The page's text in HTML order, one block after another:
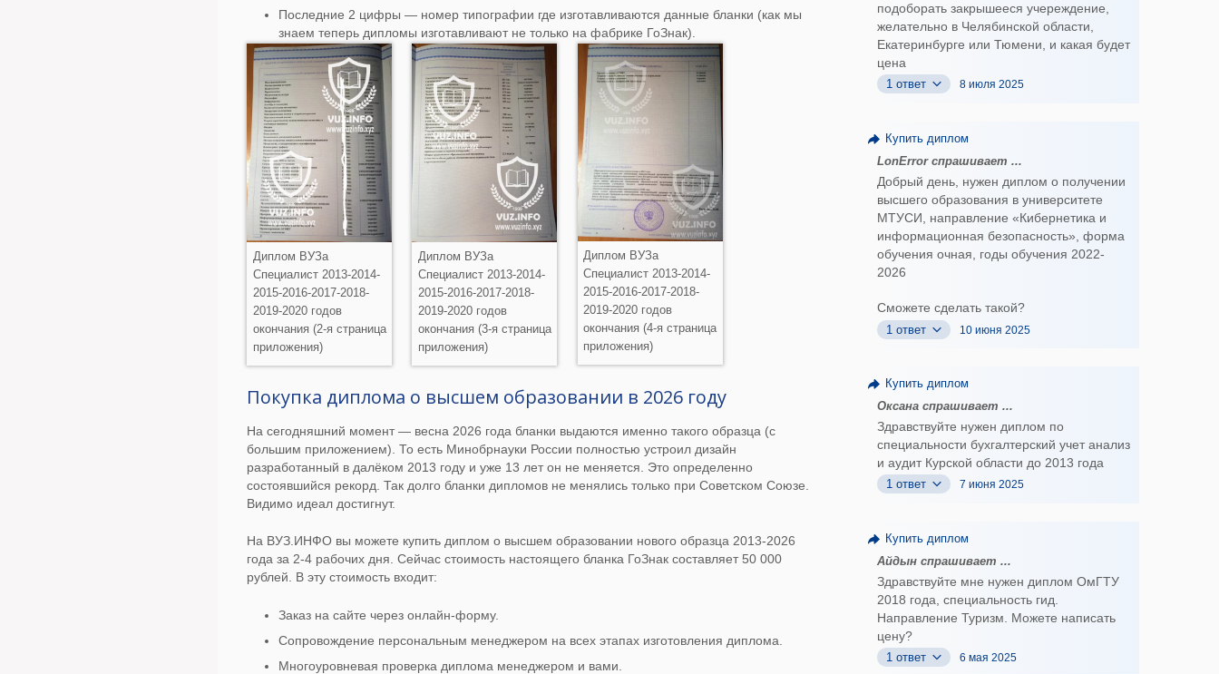
Последние 2 цифры — номер типографии где изготавливаются данные бланки (как мы
знаем теперь дипломы изготавливают не только на фабрике ГоЗнак).
Диплом ВУЗа
Специалист 2013-2014-
2015-2016-2017-2018-
2019-2020 годов
окончания (2-я страница
приложения)
Диплом ВУЗа
Специалист 2013-2014-
2015-2016-2017-2018-
2019-2020 годов
окончания (3-я страница
приложения)
Диплом ВУЗа
Специалист 2013-2014-
2015-2016-2017-2018-
2019-2020 годов
окончания (4-я страница
приложения)
Покупка диплома о высшем образовании в 2026 году
На сегодняшний момент — весна 2026 года бланки выдаются именно такого образца (с
большим приложением). То есть Минобрнауки России полностью устроил дизайн
разработанный в далёком 2013 году и уже 13 лет он не меняется. Это определенно
состоявшийся рекорд. Так долго бланки дипломов не менялись только при Советском Союзе.
Видимо идеал достигнут.
На ВУЗ.ИНФО вы можете купить диплом о высшем образовании нового образца 2013-2026
года за 2-4 рабочих дня. Сейчас стоимость настоящего бланка ГоЗнак составляет 50 000
рублей. В эту стоимость входит:
Заказ на сайте через онлайн-форму.
Сопровождение персональным менеджером на всех этапах изготовления диплома.
Многоуровневая проверка диплома менеджером и вами.
подоборать закрышееся учереждение,
желательно в Челябинской области,
Екатеринбурге или Тюмени, и какая будет
цена
1 ответ 8 июля 2025
Купить диплом
LonError спрашивает ...
Добрый день, нужен диплом о получении
высшего образования в университете
МТУСИ, направление «Кибернетика и
информационная безопасность», форма
обучения очная, годы обучения 2022-
2026
Сможете сделать такой?
1 ответ 10 июня 2025
Купить диплом
Оксана спрашивает ...
Здравствуйте нужен диплом по
специальности бухгалтерский учет анализ
и аудит Курской области до 2013 года
1 ответ 7 июня 2025
Купить диплом
Айдын спрашивает ...
Здравствуйте мне нужен диплом ОмГТУ
2018 года, специальность гид.
Направление Туризм. Можете написать
цену?
1 ответ 6 мая 2025